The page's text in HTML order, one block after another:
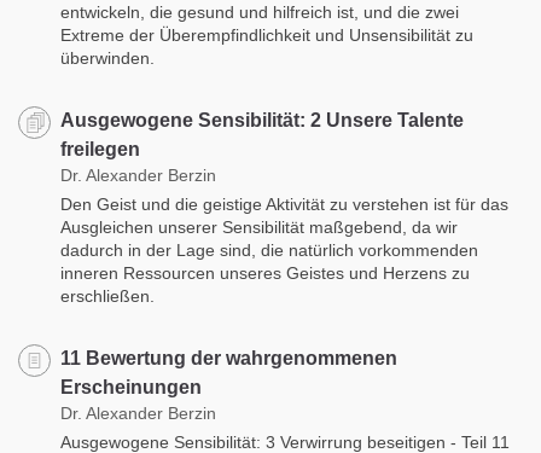
entwickeln, die gesund und hilfreich ist, und die zwei
Extreme der Überempfindlichkeit und Unsensibilität zu
überwinden.
Ausgewogene Sensibilität: 2 Unsere Talente
freilegen
Dr. Alexander Berzin
Den Geist und die geistige Aktivität zu verstehen ist für das
Ausgleichen unserer Sensibilität maßgebend, da wir
dadurch in der Lage sind, die natürlich vorkommenden
inneren Ressourcen unseres Geistes und Herzens zu
erschließen.
11 Bewertung der wahrgenommenen
Erscheinungen
Dr. Alexander Berzin
Ausgewogene Sensibilität: 3 Verwirrung beseitigen - Teil 11